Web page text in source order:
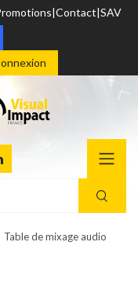
Contact SAV
Table de mixage audio